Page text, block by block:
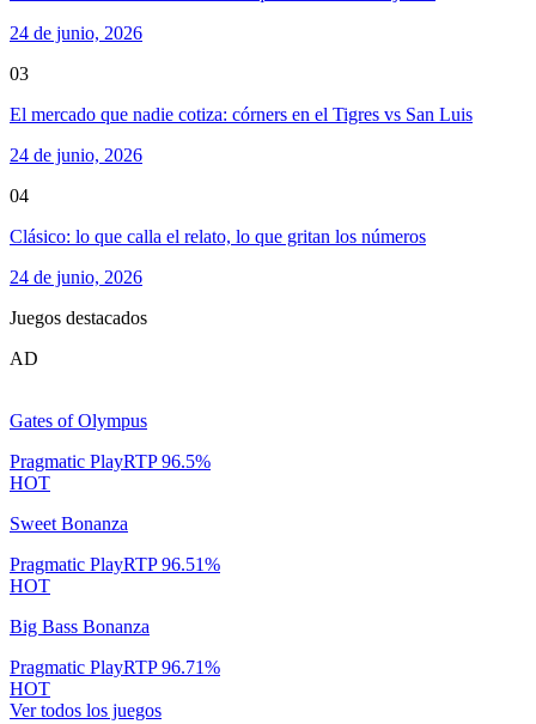
24 de junio, 2026
03
El mercado que nadie cotiza: córners en el Tigres vs San Luis
24 de junio, 2026
04
Clásico: lo que calla el relato, lo que gritan los números
24 de junio, 2026
Juegos destacados
AD
Gates of Olympus
Pragmatic PlayRTP96.5%
HOT
Sweet Bonanza
Pragmatic PlayRTP96.51%
HOT
Big Bass Bonanza
Pragmatic PlayRTP96.71%
HOT
Ver todos los juegos